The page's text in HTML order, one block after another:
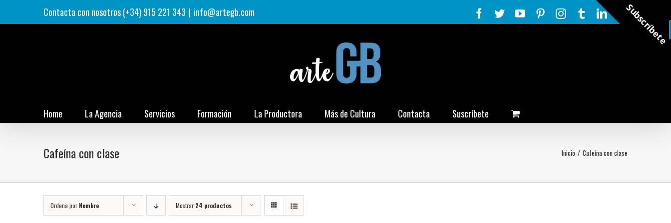
al
Contacta con nosotros (+34) 915 221 343 | info@artegb.com Facebook
TwitterYouTubePinterestInstagram
TumblrLinkedIn
Rss
Home La Agencia Servicios Formación La Productora Más de Cultura Contacta Suscríbete
Cafeína con clase Inicio / Cafeína con clase
Ordena por Nombre Mostrar 24 productos
Subscríbete